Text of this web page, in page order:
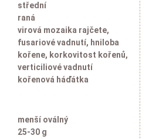
střední
raná
virová mozaika rajčete,
fusariové vadnutí, hniloba
kořene, korkovitost kořenů,
verticiliové vadnutí
kořenová háďátka
menší oválný
25-30 g